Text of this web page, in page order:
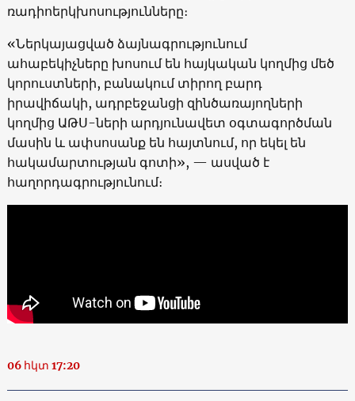
ռադիոերկխոսությունները։
«Ներկայացված ձայնագրությունում
ահաբեկիչները խոսում են հայկական կողմից մեծ
կորուստների, բանակում տիրող բարդ
իրավիճակի, ադրբեջանցի զինծառայողների
կողմից ԱԹՍ-ների արդյունավետ օգտագործման
մասին և ափսոսանք են հայտնում, որ եկել են
հակամարտության գոտի», — ասված է
հաղորդագրությունում։
06 հկտ 17:20